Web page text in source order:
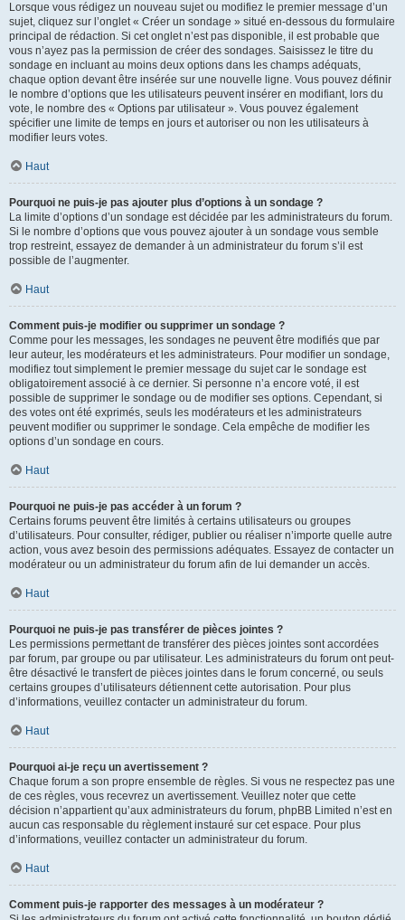
Lorsque vous rédigez un nouveau sujet ou modifiez le premier message d’un
sujet, cliquez sur l’onglet « Créer un sondage » situé en-dessous du formulaire
principal de rédaction. Si cet onglet n’est pas disponible, il est probable que
vous n’ayez pas la permission de créer des sondages. Saisissez le titre du
sondage en incluant au moins deux options dans les champs adéquats,
chaque option devant être insérée sur une nouvelle ligne. Vous pouvez définir
le nombre d’options que les utilisateurs peuvent insérer en modifiant, lors du
vote, le nombre des « Options par utilisateur ». Vous pouvez également
spécifier une limite de temps en jours et autoriser ou non les utilisateurs à
modifier leurs votes.
Haut
Pourquoi ne puis-je pas ajouter plus d’options à un sondage ?
La limite d’options d’un sondage est décidée par les administrateurs du forum.
Si le nombre d’options que vous pouvez ajouter à un sondage vous semble
trop restreint, essayez de demander à un administrateur du forum s’il est
possible de l’augmenter.
Haut
Comment puis-je modifier ou supprimer un sondage ?
Comme pour les messages, les sondages ne peuvent être modifiés que par
leur auteur, les modérateurs et les administrateurs. Pour modifier un sondage,
modifiez tout simplement le premier message du sujet car le sondage est
obligatoirement associé à ce dernier. Si personne n’a encore voté, il est
possible de supprimer le sondage ou de modifier ses options. Cependant, si
des votes ont été exprimés, seuls les modérateurs et les administrateurs
peuvent modifier ou supprimer le sondage. Cela empêche de modifier les
options d’un sondage en cours.
Haut
Pourquoi ne puis-je pas accéder à un forum ?
Certains forums peuvent être limités à certains utilisateurs ou groupes
d’utilisateurs. Pour consulter, rédiger, publier ou réaliser n’importe quelle autre
action, vous avez besoin des permissions adéquates. Essayez de contacter un
modérateur ou un administrateur du forum afin de lui demander un accès.
Haut
Pourquoi ne puis-je pas transférer de pièces jointes ?
Les permissions permettant de transférer des pièces jointes sont accordées
par forum, par groupe ou par utilisateur. Les administrateurs du forum ont peut-
être désactivé le transfert de pièces jointes dans le forum concerné, ou seuls
certains groupes d’utilisateurs détiennent cette autorisation. Pour plus
d’informations, veuillez contacter un administrateur du forum.
Haut
Pourquoi ai-je reçu un avertissement ?
Chaque forum a son propre ensemble de règles. Si vous ne respectez pas une
de ces règles, vous recevrez un avertissement. Veuillez noter que cette
décision n’appartient qu’aux administrateurs du forum, phpBB Limited n’est en
aucun cas responsable du règlement instauré sur cet espace. Pour plus
d’informations, veuillez contacter un administrateur du forum.
Haut
Comment puis-je rapporter des messages à un modérateur ?